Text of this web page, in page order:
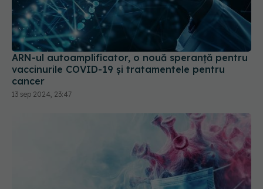
ARN-ul autoamplificator, o nouă speranță pentru
vaccinurile COVID-19 și tratamentele pentru
cancer
13 sep 2024, 23:47